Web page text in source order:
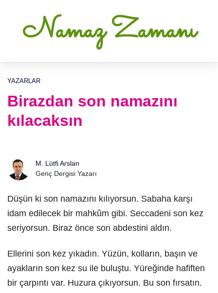
Namaz Zamanı
YAZARLAR
Birazdan son namazını
kılacaksın
M. Lütfi Arslan
Genç Dergisi Yazarı
Düşün ki son namazını kılıyorsun. Sabaha karşı
idam edilecek bir mahkûm gibi. Seccadeni son kez
seriyorsun. Biraz önce son abdestini aldın.
Ellerini son kez yıkadın. Yüzün, kolların, başın ve
ayakların son kez su ile buluştu. Yüreğinde hafiften
bir çarpıntı var. Huzura çıkıyorsun. Bu son fırsatın.